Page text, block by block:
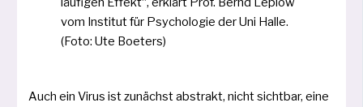
vom Institut für Psychologie der Uni Halle.
(Foto: Ute Boeters)
Auch ein Virus ist zunächst abs­trakt, nicht sicht­bar, eine